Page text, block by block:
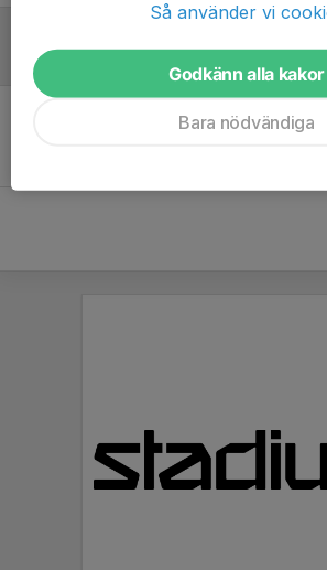
Referat
Inget referat skrivet
Så använder vi
Godkänn alla kakor
Bara nödvändiga